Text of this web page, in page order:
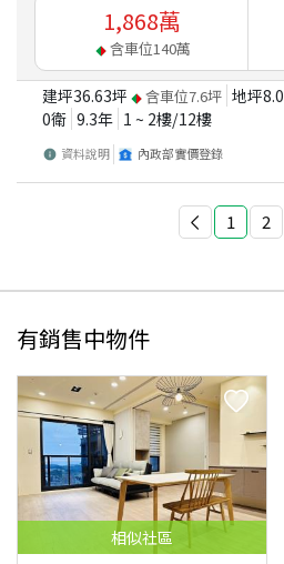
1,868萬
含車位140萬
建坪36.63坪 含車位7.6坪 地坪
0衛 9.3年 1 ~ 2樓/12樓
資料說明 內政部實價登錄
1 2
有銷售中物件
相似社區